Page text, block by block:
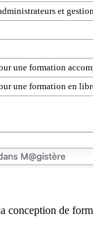
et
une formation
une formation en
conception de